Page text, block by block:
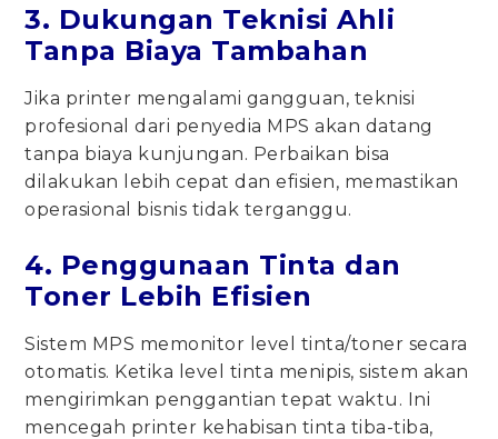
3. Dukungan Teknisi Ahli
Tanpa Biaya Tambahan
Jika printer mengalami gangguan, teknisi
profesional dari penyedia MPS akan datang
tanpa biaya kunjungan. Perbaikan bisa
dilakukan lebih cepat dan efisien, memastikan
operasional bisnis tidak terganggu.
4. Penggunaan Tinta dan
Toner Lebih Efisien
Sistem MPS memonitor level tinta/toner secara
otomatis. Ketika level tinta menipis, sistem akan
mengirimkan penggantian tepat waktu. Ini
mencegah printer kehabisan tinta tiba-tiba,